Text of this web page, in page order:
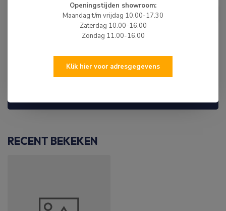
HIBO PRO Aluminium RIB
Boot Style Grijs/Wit 2.50
Op voorraad
WIJ ZIJN ER OM JE TE HELPEN!
Hulp nodig? Neem dan gerust contact met ons
RECENT BEKEKEN
Openingstijden showroom:
Maandag t/m vrijdag 10.00-17.30
Zaterdag 10.00-16.00
Zondag 11.00-16.00
Klik hier voor adresgegevens